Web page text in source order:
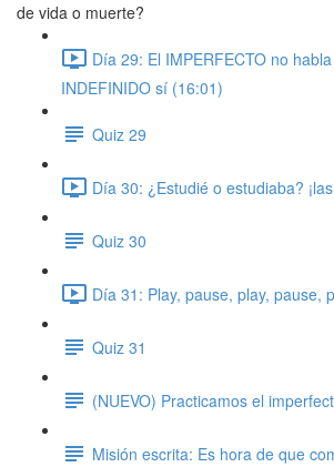
de vida o muerte?
Día 29: El IMPERFECTO no
INDEFINIDO sí (16:01)
Quiz 29
Día 30: ¿Estudié o estudiaba?
Quiz 30
Día 31: Play, pause, play, pause,
Quiz 31
(NUEVO) Practicamos el
Misión escrita: Es hora de que